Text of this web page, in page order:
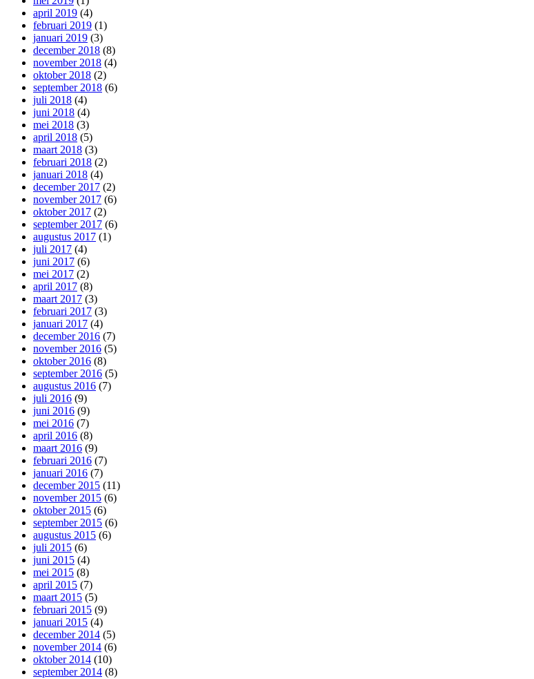
april 2019 (4)
februari 2019 (1)
januari 2019 (3)
december 2018 (8)
november 2018 (4)
oktober 2018 (2)
september 2018 (6)
juli 2018 (4)
juni 2018 (4)
mei 2018 (3)
april 2018 (5)
maart 2018 (3)
februari 2018 (2)
januari 2018 (4)
december 2017 (2)
november 2017 (6)
oktober 2017 (2)
september 2017 (6)
augustus 2017 (1)
juli 2017 (4)
juni 2017 (6)
mei 2017 (2)
april 2017 (8)
maart 2017 (3)
februari 2017 (3)
januari 2017 (4)
december 2016 (7)
november 2016 (5)
oktober 2016 (8)
september 2016 (5)
augustus 2016 (7)
juli 2016 (9)
juni 2016 (9)
mei 2016 (7)
april 2016 (8)
maart 2016 (9)
februari 2016 (7)
januari 2016 (7)
december 2015 (11)
november 2015 (6)
oktober 2015 (6)
september 2015 (6)
augustus 2015 (6)
juli 2015 (6)
juni 2015 (4)
mei 2015 (8)
april 2015 (7)
maart 2015 (5)
februari 2015 (9)
januari 2015 (4)
december 2014 (5)
november 2014 (6)
oktober 2014 (10)
september 2014 (8)